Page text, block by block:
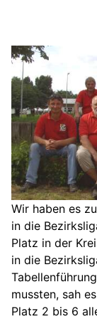
Wir haben es
in die
Platz in der
in die
mussten, sah
Platz 2 bis 6